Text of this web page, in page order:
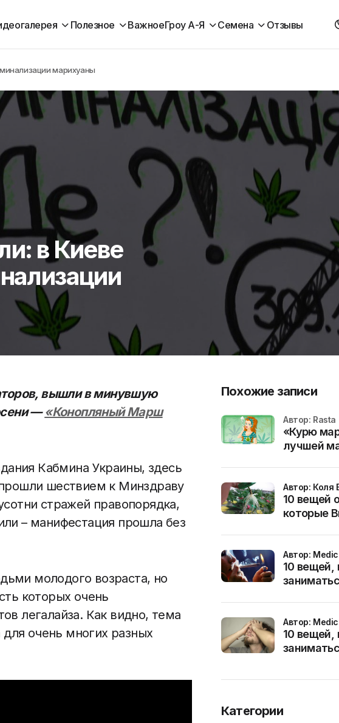
Полезное ВажноеГроу А-Я Семена Отзывы
марихуаны
в Киеве
вышли в минувшую
—«Конопляный Марш
Кабмина Украины, здесь
шествием к Минздраву
стражей правопорядка,
– манифестация прошла без
молодого возраста, но
которых очень
легалайза. Как видно, тема
для очень многих разных
Похожие записи
«Курю
лучшей
Автор: Rasta
10 вещей
которые
Автор:
10 вещей,
Автор:
10
Автор:
Категории